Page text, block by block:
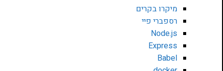
מיקרו בקרים
רספברי פיי
Node.js
Express
Babel